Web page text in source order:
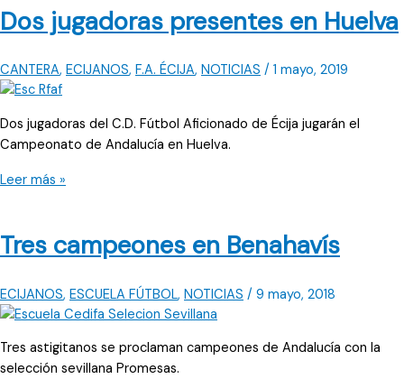
Dos jugadoras presentes en Huelva
CANTERA, ECIJANOS, F.A. ÉCIJA, NOTICIAS / 1 mayo, 2019
Dos jugadoras del C.D. Fútbol Aficionado de Écija jugarán el
Campeonato de Andalucía en Huelva.
Dos
en
Huelva
Leer más »
Tres campeones en Benahavís
ECIJANOS, ESCUELA FÚTBOL, NOTICIAS / 9 mayo, 2018
Tres astigitanos se proclaman campeones de Andalucía con la
selección sevillana Promesas.